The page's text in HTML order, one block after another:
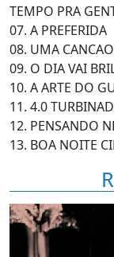
TEMPO PRA
07. A PREFERIDA
08. UMA
09. O DIA VAI
10. A ARTE DO
11. 4.0
12. PENSANDO
13. BOA NOITE